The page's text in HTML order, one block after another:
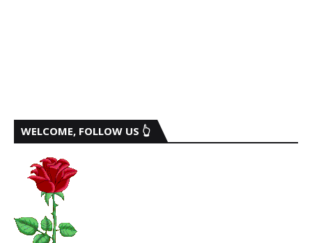
WELCOME, FOLLOW US 👆